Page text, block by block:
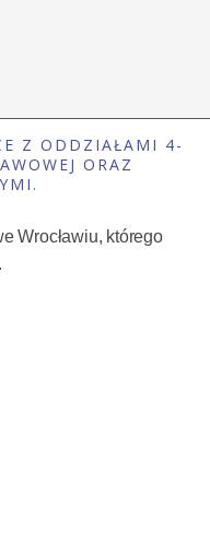
Z ODDZIAŁAMI 4-
ORAZ
Wrocławiu, którego